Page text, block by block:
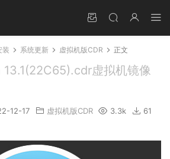
装 系统更新 虚拟机版CDR 正文
虚拟机镜像
12-17 虚拟机版CDR 3.3k
61